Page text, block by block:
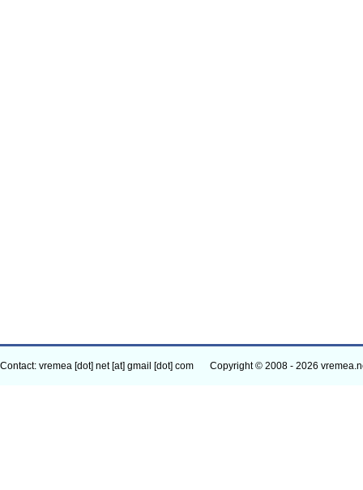
Contact: vremea [dot] net [at] gmail [dot] com Copyright © 2008 - 2026